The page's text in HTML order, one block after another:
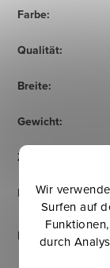
Wir
Surfen auf
durch
Farbe:
Qualität:
Breite:
Gewicht:
Zertifikat
Herkunftsland:
Pflegehinweise: